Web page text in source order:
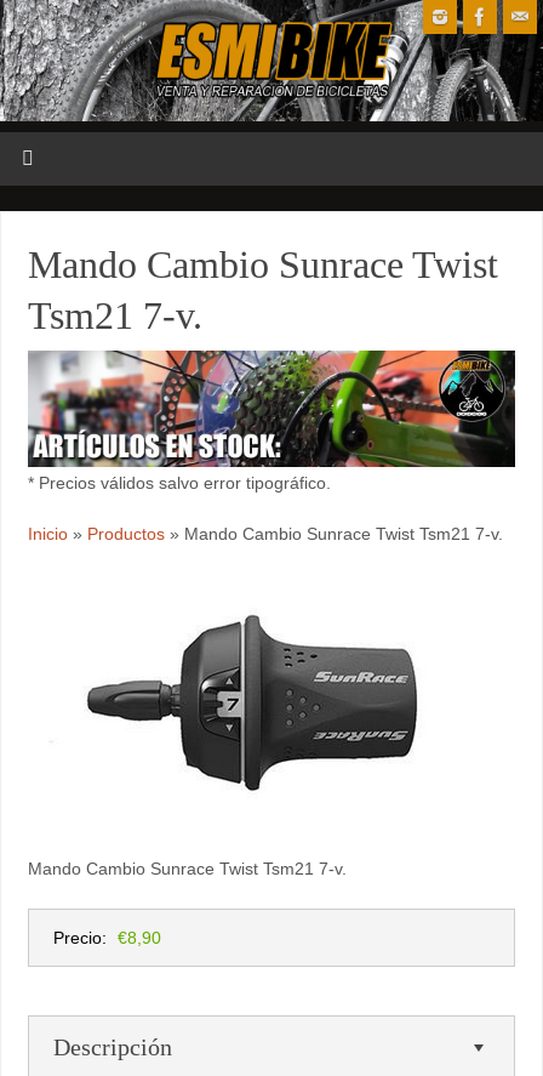
Mando Cambio Sunrace Twist
Tsm21 7-v.
* Precios válidos salvo error tipográfico.
Inicio» Productos» Mando Cambio Sunrace Twist Tsm21 7-v.
Mando Cambio Sunrace Twist Tsm21 7-v.
Precio: €8,90
Descripción